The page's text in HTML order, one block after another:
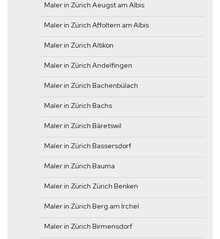
Maler in Zürich Aeugst am Albis
Maler in Zürich Affoltern am Albis
Maler in Zürich Altikon
Maler in Zürich Andelfingen
Maler in Zürich Bachenbülach
Maler in Zürich Bachs
Maler in Zürich Bäretswil
Maler in Zürich Bassersdorf
Maler in Zürich Bauma
Maler in Zürich Zürich Benken
Maler in Zürich Berg am Irchel
Maler in Zürich Birmensdorf